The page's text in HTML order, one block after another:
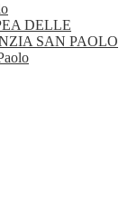
DELLE
SAN PAOLO